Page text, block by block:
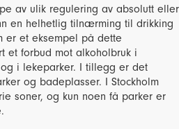
av ulik regulering av absolutt eller
en helhetlig tilnærming til drikking
er et eksempel på dette
et forbud mot alkoholbruk i
i lekeparker. I tillegg er det
og badeplasser. I Stockholm
soner, og kun noen få parker er